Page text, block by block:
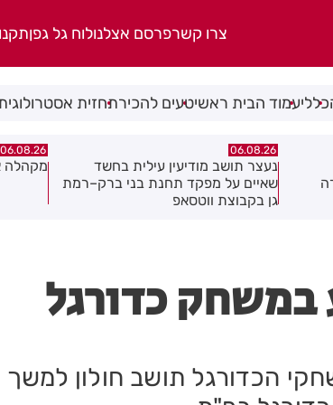
צרו קשרפרסם אצלנולוח גל גפן
כלליעמוד הבית ראשיטעים להכירתחזית
06.08.26
מקהלה אחת לכולם בראשון לציון
06.08.26
תושב
במשחק כדורגל